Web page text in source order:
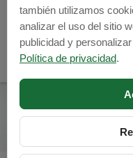
Site:
también utilizamos
analizar el uso del sitio
publicidad y
Política de privacidad.